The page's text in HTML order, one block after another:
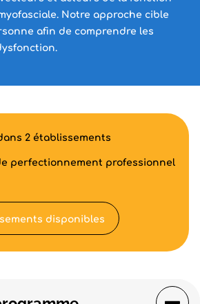
Notre approche cible
afin de comprendre les
2 établissements
perfectionnement professionnel
disponibles